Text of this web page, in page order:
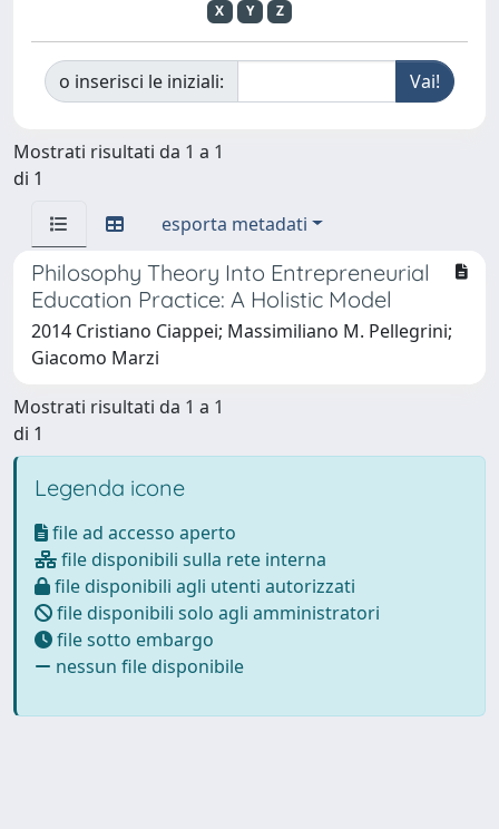
X
Y Z
o inserisci le iniziali:
Mostrati risultati da 1 a 1
di 1
esporta metadati
Philosophy Theory Into Entrepreneurial
Education Practice: A Holistic Model
2014 Cristiano Ciappei; Massimiliano M. Pellegrini;
Giacomo Marzi
Mostrati risultati da 1 a 1
di 1
Legenda icone
file ad accesso aperto
file disponibili sulla rete interna
file disponibili agli utenti autorizzati
file disponibili solo agli amministratori
file sotto embargo
nessun file disponibile